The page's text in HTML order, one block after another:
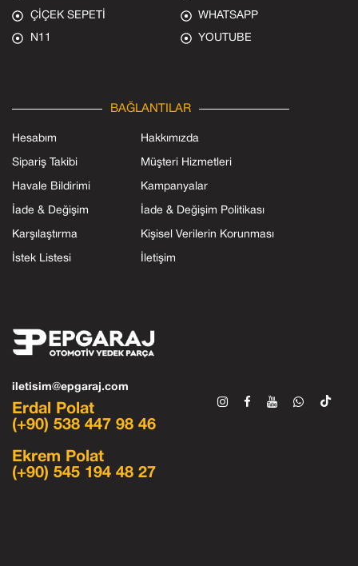
ÇİÇEK SEPETİ
N11
WHATSAPP
YOUTUBE
BAĞLANTILAR
Hesabım
Sipariş Takibi
Havale Bildirimi
İade & Değişim
Karşılaştırma
İstek Listesi
Hakkımızda
Müşteri Hizmetleri
Kampanyalar
İade & Değişim Politikası
Kişisel Verilerin Korunması
İletişim
iletisim@epgaraj.com
Erdal Polat
(+90) 538 447 98 46
Ekrem Polat
(+90) 545 194 48 27